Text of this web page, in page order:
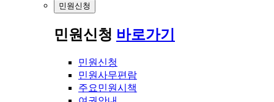
민원신청
민원신청 바로가기
민원신청
민원사무편람
주요민원시책